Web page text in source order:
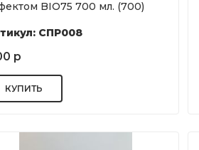
BIO75 700 мл. (700)
СПР008
р